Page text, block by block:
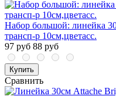
Набор большой: линейка
трансп-р 10см,цветасс.
97 руб 88 руб
Купить
Сравнить